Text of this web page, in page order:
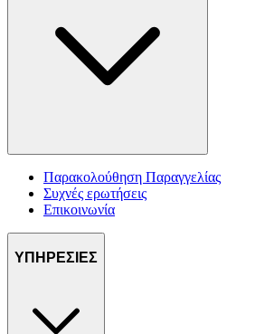
Παρακολούθηση Παραγγελίας
Συχνές ερωτήσεις
Επικοινωνία
ΥΠΗΡΕΣΙΕΣ